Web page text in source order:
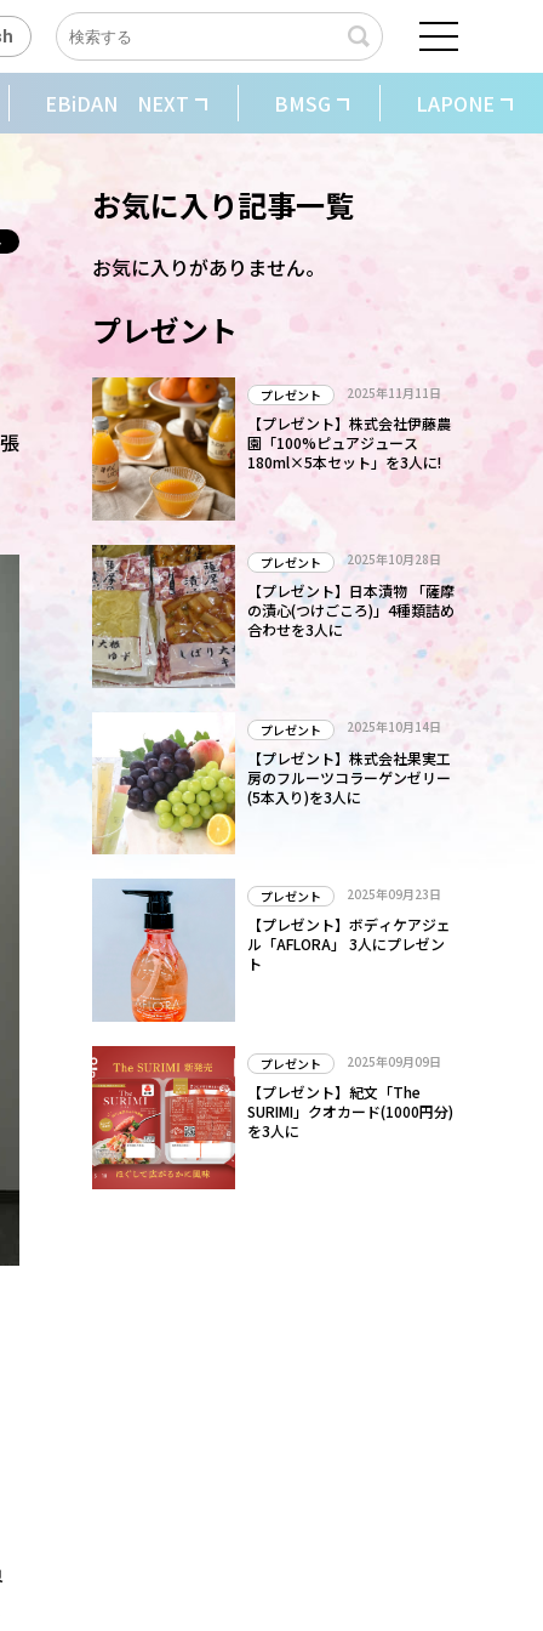
EBiDAN NEXT BMSG LAPONE
お気に入り記事一覧
お気に入りがありません。
プレゼント
プレゼント 2025年11月11日
【プレゼント】株式会社伊藤農
園「100%ピュアジュース
180ml×5本セット」を3人に!
プレゼント 2025年10月28日
【プレゼント】日本漬物 「薩摩
の漬心(つけごころ)」4種類詰め
合わせを3人に
プレゼント 2025年10月14日
【プレゼント】株式会社果実工
房のフルーツコラーゲンゼリー
(5本入り)を3人に
プレゼント 2025年09月23日
【プレゼント】ボディケアジェ
ル「AFLORA」 3人にプレゼン
ト
プレゼント 2025年09月09日
【プレゼント】紀文「The
SURIMI」クオカード(1000円分)
を3人に